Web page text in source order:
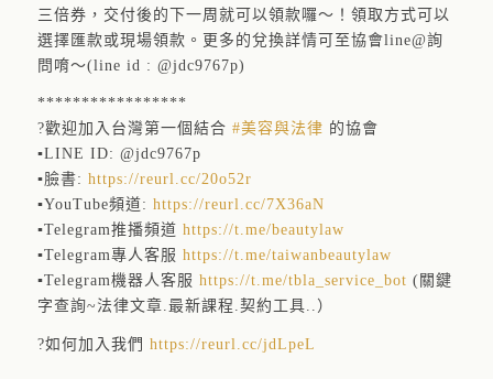
三倍券，交付後的下一周就可以領款囉～！領取方式可以
選擇匯款或現場領款。更多的兌換詳情可至協會line@詢
問唷～(line id : @jdc9767p)
*****************
?歡迎加入台灣第一個結合 #美容與法律 的協會
▪LINE ID: @jdc9767p
▪臉書: https://reurl.cc/20o52r
▪YouTube頻道: https://reurl.cc/7X36aN
▪Telegram推播頻道 https://t.me/beautylaw
▪Telegram專人客服 https://t.me/taiwanbeautylaw
▪Telegram機器人客服 https://t.me/tbla_service_bot (關鍵
字查詢~法律文章.最新課程.契約工具..）
?如何加入我們 https://reurl.cc/jdLpeL